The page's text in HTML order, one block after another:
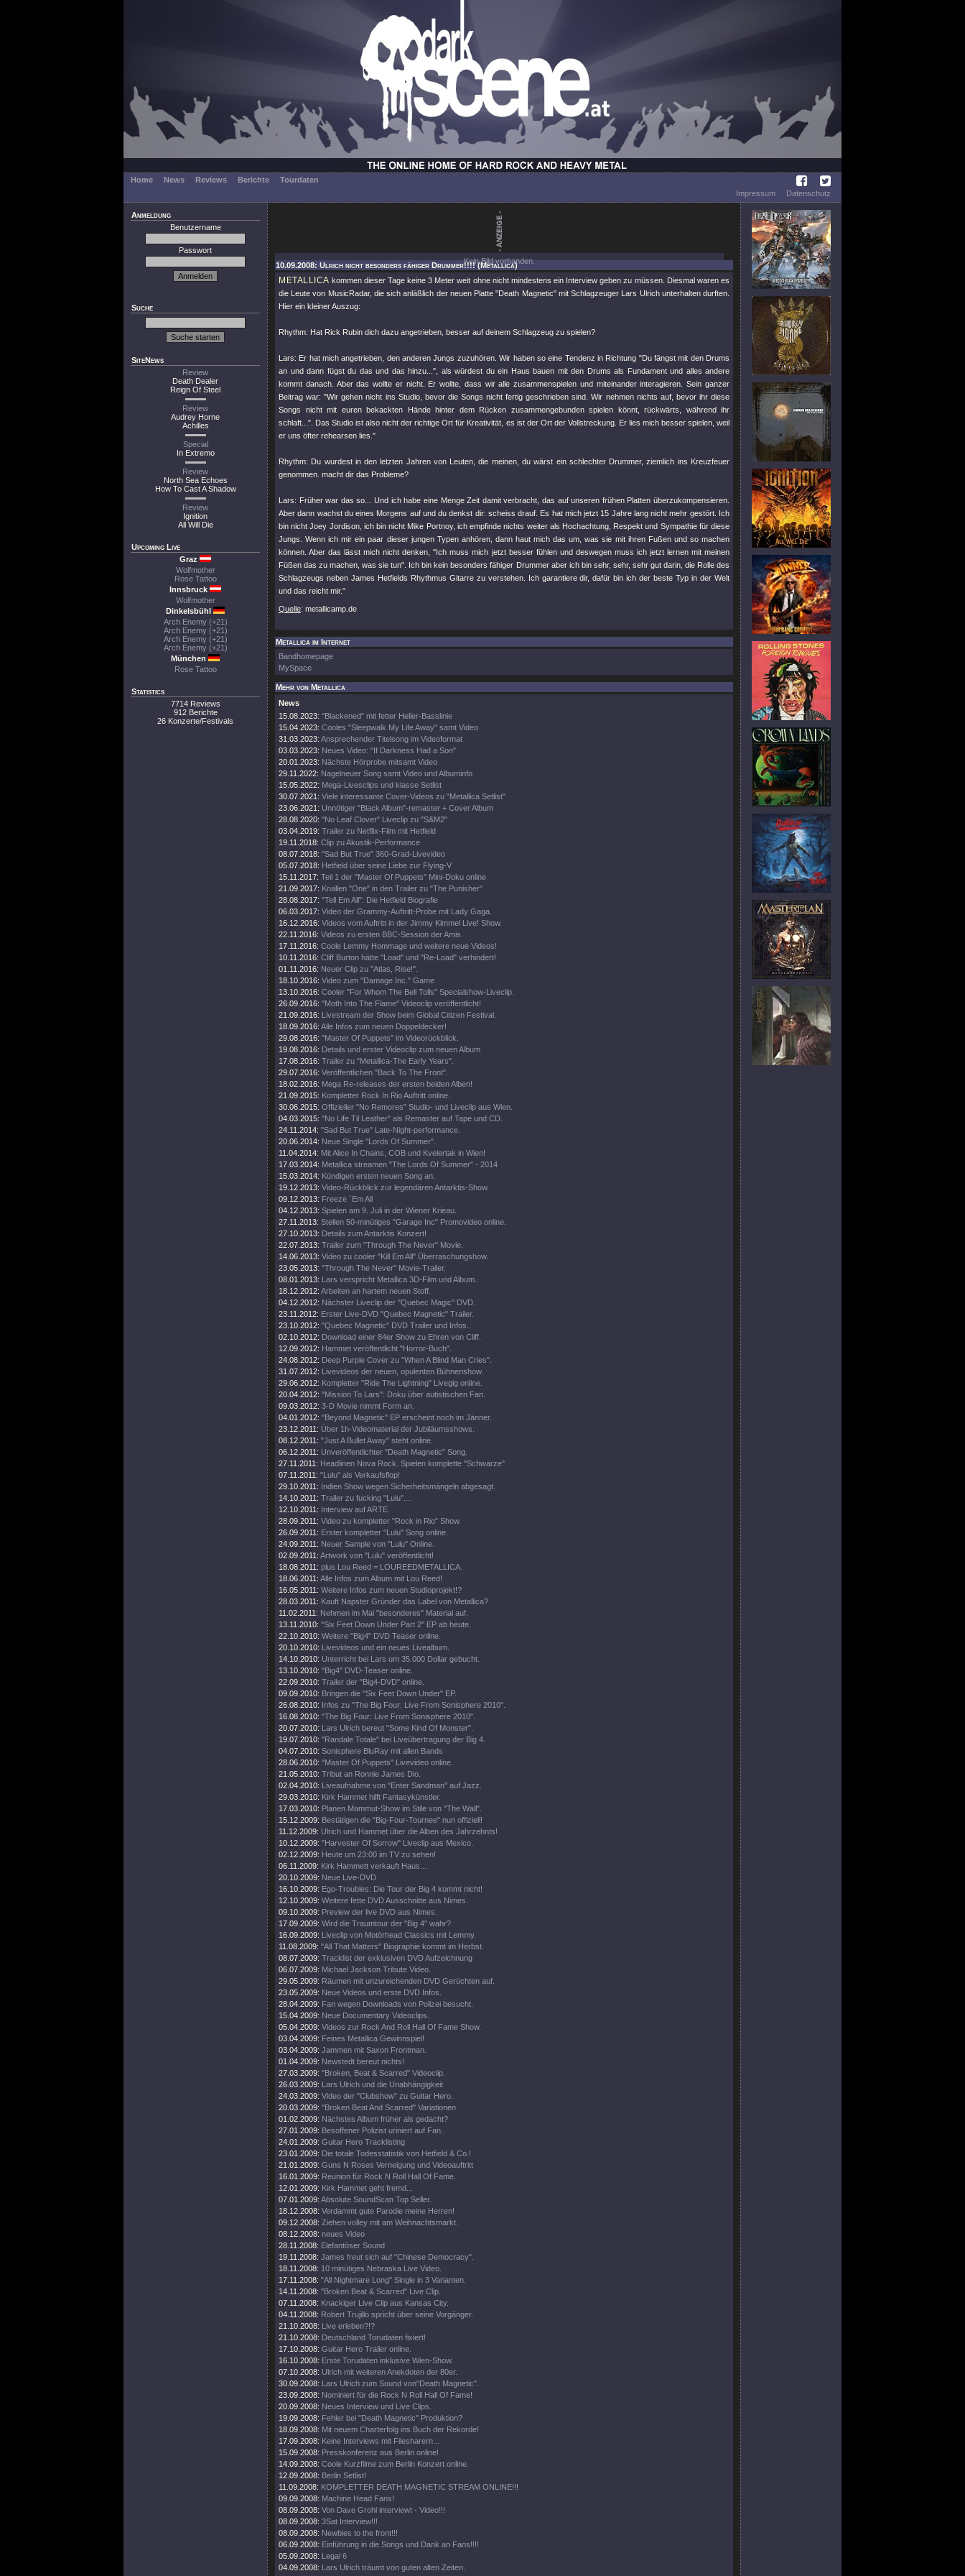
Home News Reviews Berichte
Tourdaten
Impressum
Datenschutz
Anmeldung
Benutzername
Passwort
Suche
SiteNews
Review
Death Dealer
Reign Of Steel
Review
Audrey Horne
Achilles
Special
In Extremo
Review
North Sea Echoes
How To Cast A Shadow
Review
Ignition
All Will Die
Upcoming Live
Graz
Wolfmother
Rose Tattoo
Innsbruck
Wolfmother
Dinkelsbühl
Arch Enemy (+21)
Arch Enemy (+21)
Arch Enemy (+21)
Arch Enemy (+21)
München
Rose Tattoo
Statistics
7714 Reviews
912 Berichte
26 Konzerte/Festivals
Kein Bild vorhanden.
10.09.2008: Ulrich nicht besonders fähiger Drummer!!!! (Metallica)
METALLICA kommen dieser Tage keine 3 Meter weit ohne nicht mindestens ein Interview geben zu müssen. Diesmal waren es
die Leute von MusicRadar, die sich anläßlich der neuen Platte "Death Magnetic" mit Schlagzeuger Lars Ulrich unterhalten durften.
Hier ein kleiner Auszug:
Rhythm: Hat Rick Rubin dich dazu angetrieben, besser auf deinem Schlagzeug zu spielen?
Lars: Er hat mich angetrieben, den anderen Jungs zuzuhören. Wir haben so eine Tendenz in Richtung "Du fängst mit den Drums
an und dann fügst du das und das hinzu...", als würdest du ein Haus bauen mit den Drums als Fundament und alles andere
kommt danach. Aber das wollte er nicht. Er wollte, dass wir alle zusammenspielen und miteinander interagieren. Sein ganzer
Beitrag war: "Wir gehen nicht ins Studio, bevor die Songs nicht fertig geschrieben sind. Wir nehmen nichts auf, bevor ihr diese
Songs nicht mit euren bekackten Hände hinter dem Rücken zusammengebunden spielen könnt, rückwärts, während ihr
schlaft...". Das Studio ist also nicht der richtige Ort für Kreativität, es ist der Ort der Vollstreckung. Er lies mich besser spielen, weil
er uns öfter rehearsen lies."
Rhythm: Du wurdest in den letzten Jahren von Leuten, die meinen, du wärst ein schlechter Drummer, ziemlich ins Kreuzfeuer
genommen. macht dir das Probleme?
Lars: Früher war das so... Und ich habe eine Menge Zeit damit verbracht, das auf unseren frühen Platten überzukompensieren.
Aber dann wachst du eines Morgens auf und du denkst dir: scheiss drauf. Es hat mich jetzt 15 Jahre lang nicht mehr gestört. Ich
bin nicht Joey Jordison, ich bin nicht Mike Portnoy, ich empfinde nichts weiter als Hochachtung, Respekt und Sympathie für diese
Jungs. Wenn ich mir ein paar dieser jungen Typen anhören, dann haut mich das um, was sie mit ihren Fußen und so machen
können. Aber das lässt mich nicht denken, "Ich muss mich jetzt besser fühlen und deswegen muss ich jetzt lernen mit meinen
Füßen das zu machen, was sie tun". Ich bin kein besonders fähiger Drummer aber ich bin sehr, sehr, sehr gut darin, die Rolle des
Schlagzeugs neben James Hetfields Rhythmus Gitarre zu verstehen. Ich garantiere dir, dafür bin ich der beste Typ in der Welt
und das reicht mir."
Quelle: metallicamp.de
Metallica im Internet
Bandhomepage
MySpace
Mehr von Metallica
News
15.08.2023: "Blackened" mit fetter Heller-Basslinie
15.04.2023: Cooles "Sleepwalk My Life Away" samt Video
31.03.2023: Ansprechender Titelsong im Videoformat
03.03.2023: Neues Video: "If Darkness Had a Son"
20.01.2023: Nächste Hörprobe mitsamt Video
29.11.2022: Nagelneuer Song samt Video und Albuminfo
15.05.2022: Mega-Livesclips und klasse Setlist
30.07.2021: Viele interessante Cover-Videos zu "Metallica Setlist"
23.06.2021: Unnötiger "Black Album"-remaster + Cover Album
28.08.2020: "No Leaf Clover" Liveclip zu "S&M2"
03.04.2019: Trailer zu Netflix-Film mit Hetfield
19.11.2018: Clip zu Akustik-Performance
08.07.2018: "Sad But True" 360-Grad-Livevideo
05.07.2018: Hetfield über seine Liebe zur Flying-V
15.11.2017: Teil 1 der "Master Of Puppets" Mini-Doku online
21.09.2017: Knallen "One" in den Trailer zu "The Punisher"
28.08.2017: "Tell Em All": Die Hetfield Biografie
06.03.2017: Video der Grammy-Auftritt-Probe mit Lady Gaga.
16.12.2016: Videos vom Auftritt in der Jimmy Kimmel Live! Show.
22.11.2016: Videos zu ersten BBC-Session der Amis.
17.11.2016: Coole Lemmy Hommage und weitere neue Videos!
10.11.2016: Cliff Burton hätte "Load" und "Re-Load" verhindert!
01.11.2016: Neuer Clip zu "Atlas, Rise!".
18.10.2016: Video zum "Damage Inc." Game
13.10.2016: Cooler "For Whom The Bell Tolls" Specialshow-Liveclip.
26.09.2016: "Moth Into The Flame" Videoclip veröffentlicht!
21.09.2016: Livestream der Show beim Global Citizen Festival.
18.09.2016: Alle Infos zum neuen Doppeldecker!
29.08.2016: "Master Of Puppets" im Videorückblick.
19.08.2016: Details und erster Videoclip zum neuen Album
17.08.2016: Trailer zu "Metallica-The Early Years".
29.07.2016: Veröffentlichen "Back To The Front".
18.02.2016: Mega Re-releases der ersten beiden Alben!
21.09.2015: Kompletter Rock In Rio Auftritt online.
30.06.2015: Offizieller "No Remores" Studio- und Liveclip aus Wien.
04.03.2015: "No Life Til Leather" als Remaster auf Tape und CD.
24.11.2014: "Sad But True" Late-Night-performance.
20.06.2014: Neue Single "Lords Of Summer".
11.04.2014: Mit Alice In Chains, COB und Kvelertak in Wien!
17.03.2014: Metallica streamen "The Lords Of Summer" - 2014
15.03.2014: Kündigen ersten neuen Song an.
19.12.2013: Video-Rückblick zur legendären Antarktis-Show.
09.12.2013: Freeze `Em All
04.12.2013: Spielen am 9. Juli in der Wiener Krieau.
27.11.2013: Stellen 50-minütiges "Garage Inc" Promovideo online.
27.10.2013: Details zum Antarktis Konzert!
22.07.2013: Trailer zum "Through The Never" Movie.
14.06.2013: Video zu cooler "Kill Em All" Überraschungshow.
23.05.2013: "Through The Never" Movie-Trailer.
08.01.2013: Lars verspricht Metallica 3D-Film und Album.
18.12.2012: Arbeiten an hartem neuen Stoff.
04.12.2012: Nächster Liveclip der "Quebec Magic" DVD.
23.11.2012: Erster Live-DVD "Quebec Magnetic" Trailer.
23.10.2012: "Quebec Magnetic" DVD Trailer und Infos..
02.10.2012: Download einer 84er Show zu Ehren von Cliff.
12.09.2012: Hammet veröffentlicht "Horror-Buch".
24.08.2012: Deep Purple Cover zu "When A Blind Man Cries".
31.07.2012: Livevideos der neuen, opulenten Bühnenshow.
29.06.2012: Kompletter "Ride The Lightning" Livegig online.
20.04.2012: "Mission To Lars": Doku über autistischen Fan.
09.03.2012: 3-D Movie nimmt Form an.
04.01.2012: "Beyond Magnetic" EP erscheint noch im Jänner.
23.12.2011: Über 1h-Videomaterial der Jubiläumsshows.
08.12.2011: "Just A Bullet Away" steht online.
06.12.2011: Unveröffentlichter "Death Magnetic" Song.
27.11.2011: Headlinen Nova Rock. Spielen komplette "Schwarze"
07.11.2011: "Lulu" als Verkaufsflop!
29.10.2011: Indien Show wegen Sicherheitsmängeln abgesagt.
14.10.2011: Trailer zu fucking "Lulu"....
12.10.2011: Interview auf ARTE.
28.09.2011: Video zu kompletter "Rock in Rio" Show.
26.09.2011: Erster kompletter "Lulu" Song online.
24.09.2011: Neuer Sample von "Lulu" Online.
02.09.2011: Artwork von "Lulu" veröffentlicht!
18.08.2011: plus Lou Reed = LOUREEDMETALLICA.
18.06.2011: Alle Infos zum Album mit Lou Reed!
16.05.2011: Weitere Infos zum neuen Studioprojekt!?
28.03.2011: Kauft Napster Gründer das Label von Metallica?
11.02.2011: Nehmen im Mai "besonderes" Material auf.
13.11.2010: "Six Feet Down Under Part 2" EP ab heute.
22.10.2010: Weitere "Big4" DVD Teaser online.
20.10.2010: Livevideos und ein neues Livealbum.
14.10.2010: Unterricht bei Lars um 35.000 Dollar gebucht.
13.10.2010: "Big4" DVD-Teaser online.
22.09.2010: Trailer der "Big4-DVD" online.
09.09.2010: Bringen die "Six Feet Down Under" EP.
26.08.2010: Infos zu "The Big Four: Live From Sonisphere 2010".
16.08.2010: "The Big Four: Live From Sonisphere 2010".
20.07.2010: Lars Ulrich bereut "Some Kind Of Monster".
19.07.2010: "Randale Totale" bei Liveübertragung der Big 4.
04.07.2010: Sonisphere BluRay mit allen Bands
28.06.2010: "Master Of Puppets" Livevideo online.
21.05.2010: Tribut an Ronnie James Dio.
02.04.2010: Liveaufnahme von "Enter Sandman" auf Jazz.
29.03.2010: Kirk Hammet hilft Fantasykünstler.
17.03.2010: Planen Mammut-Show im Stile von "The Wall".
15.12.2009: Bestätigen die "Big-Four-Tournee" nun offiziell!
11.12.2009: Ulrich und Hammet über die Alben des Jahrzehnts!
10.12.2009: "Harvester Of Sorrow" Liveclip aus Mexico.
02.12.2009: Heute um 23:00 im TV zu sehen!
06.11.2009: Kirk Hammett verkauft Haus...
20.10.2009: Neue Live-DVD
16.10.2009: Ego-Troubles: Die Tour der Big 4 kommt nicht!
12.10.2009: Weitere fette DVD Ausschnitte aus Nimes.
09.10.2009: Preview der live DVD aus Nimes.
17.09.2009: Wird die Traumtour der "Big 4" wahr?
16.09.2009: Liveclip von Motörhead Classics mit Lemmy.
11.08.2009: "All That Matters" Biographie kommt im Herbst.
08.07.2009: Tracklist der exklusiven DVD Aufzeichnung
06.07.2009: Michael Jackson Tribute Video.
29.05.2009: Räumen mit unzureichenden DVD Gerüchten auf.
23.05.2009: Neue Videos und erste DVD Infos.
28.04.2009: Fan wegen Downloads von Polizei besucht.
15.04.2009: Neue Documentary Videoclips.
05.04.2009: Videos zur Rock And Roll Hall Of Fame Show.
03.04.2009: Feines Metallica Gewinnspiel!
03.04.2009: Jammen mit Saxon Frontman.
01.04.2009: Newstedt bereut nichts!
27.03.2009: "Broken, Beat & Scarred" Videoclip.
26.03.2009: Lars Ulrich und die Unabhängigkeit
24.03.2009: Video der "Clubshow" zu Guitar Hero.
20.03.2009: "Broken Beat And Scarred" Variationen.
01.02.2009: Nächstes Album früher als gedacht?
27.01.2009: Besoffener Polizist uriniert auf Fan.
24.01.2009: Guitar Hero Tracklisting
23.01.2009: Die totale Todesstatistik von Hetfield & Co.!
21.01.2009: Guns N Roses Verneigung und Videoauftritt
16.01.2009: Reunion für Rock N Roll Hall Of Fame.
12.01.2009: Kirk Hammet geht fremd...
07.01.2009: Absolute SoundScan Top Seller.
18.12.2008: Verdammt gute Parodie meine Herren!
09.12.2008: Ziehen volley mit am Weihnachtsmarkt.
08.12.2008: neues Video
28.11.2008: Elefantöser Sound
19.11.2008: James freut sich auf "Chinese Democracy".
18.11.2008: 10 minütiges Nebraska Live Video.
17.11.2008: "All Nightmare Long" Single in 3 Varianten.
14.11.2008: "Broken Beat & Scarred" Live Clip.
07.11.2008: Knackiger Live Clip aus Kansas City.
04.11.2008: Robert Trujillo spricht über seine Vorgänger.
21.10.2008: Live erleben?!?
21.10.2008: Deutschland Torudaten fixiert!
17.10.2008: Guitar Hero Trailer online.
16.10.2008: Erste Torudaten inklusive Wien-Show.
07.10.2008: Ulrich mit weiteren Anekdoten der 80er.
30.09.2008: Lars Ulrich zum Sound von"Death Magnetic".
23.09.2008: Nominiert für die Rock N Roll Hall Of Fame!
20.09.2008: Neues Interview und Live Clips.
19.09.2008: Fehler bei "Death Magnetic" Produktion?
18.09.2008: Mit neuem Charterfolg ins Buch der Rekorde!
17.09.2008: Keine Interviews mit Filesharern...
15.09.2008: Presskonferenz aus Berlin online!
14.09.2008: Coole Kurzfilme zum Berlin Konzert online.
12.09.2008: Berlin Setlist!
11.09.2008: KOMPLETTER DEATH MAGNETIC STREAM ONLINE!!!
09.09.2008: Machine Head Fans!
08.09.2008: Von Dave Grohl interviewt - Video!!!
08.09.2008: 3Sat Interview!!!
08.09.2008: Newbies to the front!!!
06.09.2008: Einführung in die Songs und Dank an Fans!!!!
05.09.2008: Legal 6
04.09.2008: Lars Ulrich träumt von guten alten Zeiten.